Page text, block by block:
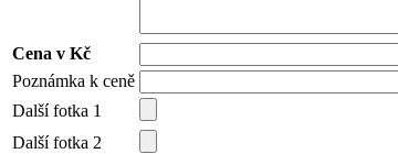
Cena v Kč
Poznámka k ceně
Další fotka 1
Další fotka 2